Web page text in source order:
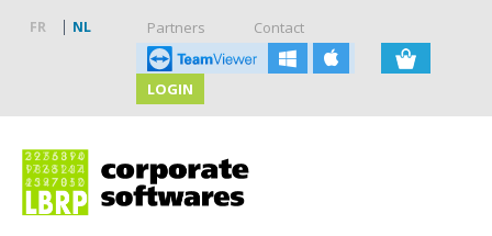
FR NL Partners Contact
LOGIN